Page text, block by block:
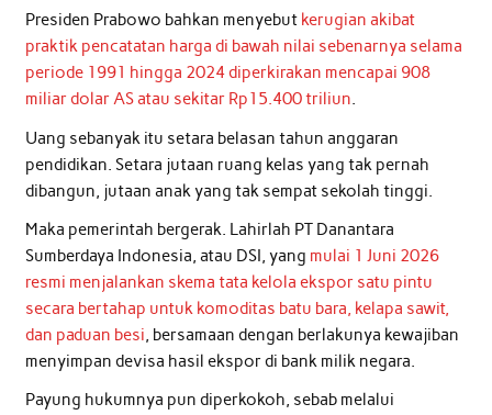
Presiden Prabowo bahkan menyebut kerugian akibat
praktik pencatatan harga di bawah nilai sebenarnya selama
periode 1991 hingga 2024 diperkirakan mencapai 908
miliar dolar AS atau sekitar Rp15.400 triliun.
Uang sebanyak itu setara belasan tahun anggaran
pendidikan. Setara jutaan ruang kelas yang tak pernah
dibangun, jutaan anak yang tak sempat sekolah tinggi.
Maka pemerintah bergerak. Lahirlah PT Danantara
Sumberdaya Indonesia, atau DSI, yang mulai 1 Juni 2026
resmi menjalankan skema tata kelola ekspor satu pintu
secara bertahap untuk komoditas batu bara, kelapa sawit,
dan paduan besi, bersamaan dengan berlakunya kewajiban
menyimpan devisa hasil ekspor di bank milik negara.
Payung hukumnya pun diperkokoh, sebab melalui